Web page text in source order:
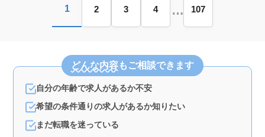
1 2 3 4 … 107
どんな内容もご相談できます
自分の年齢で求人があるか不安
希望の条件通りの求人があるか知りたい
まだ転職を迷っている